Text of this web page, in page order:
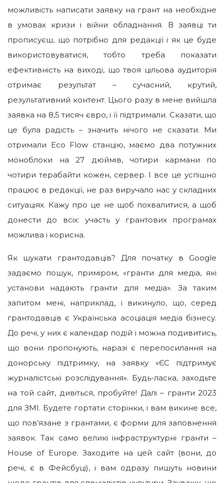
можливість написати заявку на грант на необхідне
в умовах кризи і війни обладнання. В заявці ти
прописуєш, що потрібно для редакції і як це буде
використовуватися, тобто треба показати
ефективність на виході, що твоя цільова аудиторія
отримає результат – сучасний, крутий,
результативний контент. Цього разу в мене вийшла
заявка на 8,5 тисяч євро, і її підтримали. Сказати, що
це була радість – значить нічого не сказати. Ми
отримали Eco Flow станцію, маємо два потужних
моноблоки на 27 дюймів, чотири кармани по
чотири терабайти кожен, сервер. І все це успішно
працює в редакції, не раз виручало нас у складних
ситуаціях. Кажу про це не щоб похвалитися, а щоб
донести до всіх: участь у грантових програмах
можлива і корисна.
Як шукати грантодавців? Для початку в Google
задаємо пошук, приміром, «гранти для медіа, які
установи надають гранти для медіа». За таким
запитом мені, наприклад, і викинуло, що, серед
грантодавців є Українська асоціація медіа бізнесу.
До речі, у них є календар подій і можна подивитись,
що вони пропонують, наразі є перепосилання на
донорську підтримку, на заявку «ЄС підтримує
журналістські розслідування». Будь-ласка, заходьте
на той сайт, дивіться, пробуйте! Далі – гранти 2023
для ЗМІ. Будете гортати сторінки, і вам викине все,
що пов’язане з грантами, є форми для заповнення
заявок. Так само великі інфраструктурні гранти –
House of Europe. Заходите на цей сайт (вони, до
речі, є в Фейсбуці), і вам одразу пишуть новини